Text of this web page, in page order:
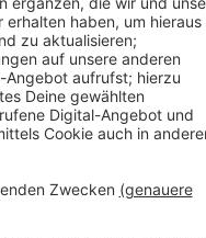
07:31